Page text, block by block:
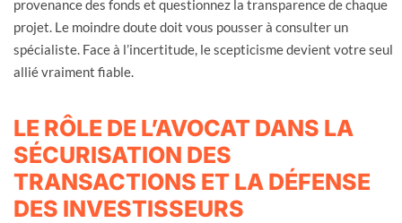
provenance des fonds et questionnez la transparence de chaque
projet. Le moindre doute doit vous pousser à consulter un
spécialiste. Face à l’incertitude, le scepticisme devient votre seul
allié vraiment fiable.
LE RÔLE DE L’AVOCAT DANS LA
SÉCURISATION DES
TRANSACTIONS ET LA DÉFENSE
DES INVESTISSEURS